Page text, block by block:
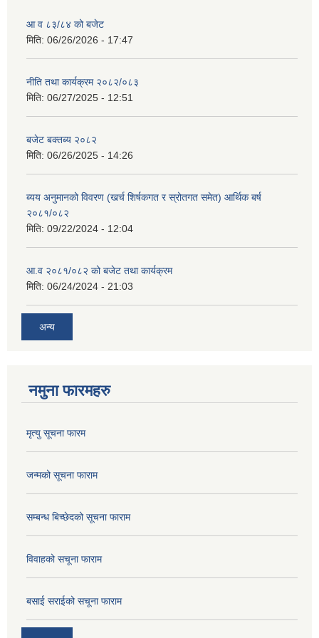
आ व ८३/८४ को बजेट
मिति: 06/26/2026 - 17:47
नीति तथा कार्यक्रम २०८२/०८३
मिति: 06/27/2025 - 12:51
बजेट बक्तब्य २०८२
मिति: 06/26/2025 - 14:26
ब्यय अनुमानको विवरण (खर्च शिर्षकगत र स्रोतगत समेत) आर्थिक बर्ष
२०८१/०८२
मिति: 09/22/2024 - 12:04
आ.व २०८१/०८२ को बजेट तथा कार्यक्रम
मिति: 06/24/2024 - 21:03
अन्य
नमुना फारमहरु
मृत्यु सूचना फारम
जन्मको सूचना फाराम
सम्बन्ध बिच्छेदको सूचना फाराम
विवाहको सचूना फाराम
बसाई सराईको सचूना फाराम